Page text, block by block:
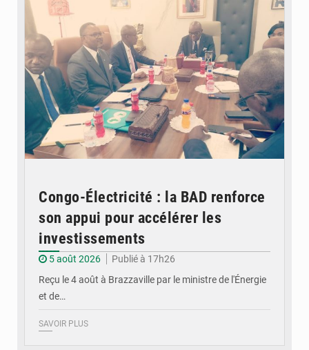
Congo-Électricité : la BAD renforce
son appui pour accélérer les
investissements
5 août 2026
Publié à 17h26
Reçu le 4 août à Brazzaville par le ministre de l'Énergie
et de…
SAVOIR PLUS